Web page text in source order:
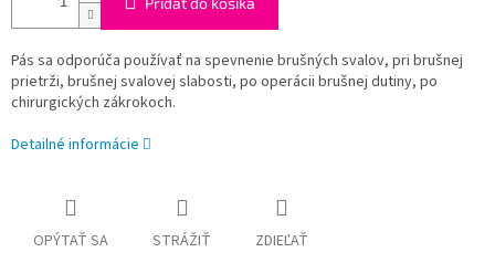
Pás sa odporúča používať na spevnenie brušných svalov, pri brušnej
prietrži, brušnej svalovej slabosti, po operácii brušnej dutiny, po
chirurgických zákrokoch.
Detailné informácie
OPÝTAŤ SA STRÁŽIŤ ZDIEĽAŤ